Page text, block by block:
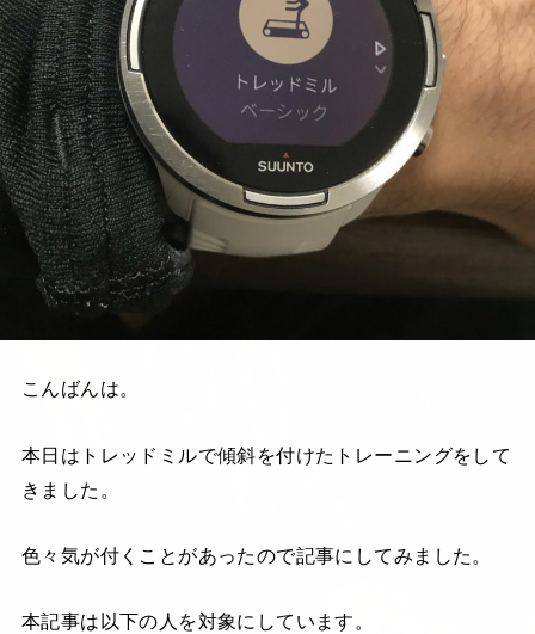
こんばんは。
本日はトレッドミルで傾斜を付けたトレーニングをして
きました。
色々気が付くことがあったので記事にしてみました。
本記事は以下の人を対象にしています。